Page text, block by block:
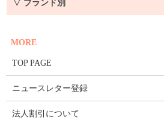
▽ ブランド別
MORE
TOP PAGE
ニュースレター登録
法人割引について